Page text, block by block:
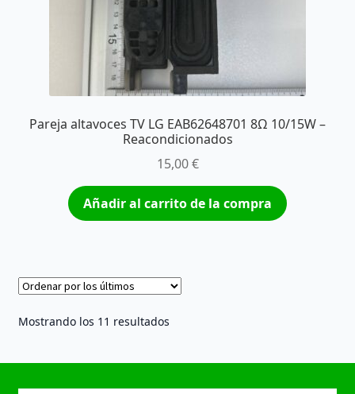
Pareja altavoces TV LG EAB62648701 8Ω 10/15W –
Reacondicionados
15,00€
Añadir al carrito de la compra
Mostrando los 11 resultadosOrdenado